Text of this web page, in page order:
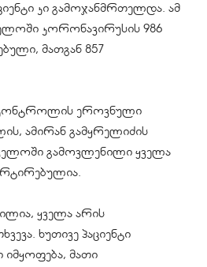
კი გამოჯანმრთელდა. ამ
კორონავირუსის 986
მათგან 857
ეროვნული
ამირან გამყრელიძის
გამოვლენილი ყველა
ყველა არის
ხუთივე პაციენტი
იმყოფება, მათი